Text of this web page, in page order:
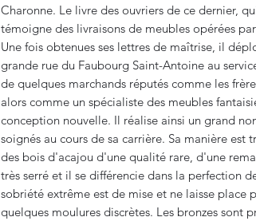
Charonne. Le livre des ouvriers de ce dernier,
témoigne des livraisons de meubles opérées
Une fois obtenues ses lettres de maîtrise, il
grande rue du Faubourg Saint-Antoine au
de quelques marchands réputés comme les
alors comme un spécialiste des meubles
conception nouvelle. Il réalise ainsi un grand
soignés au cours de sa carrière. Sa manière
des bois d'acajou d'une qualité rare, d'une
très serré et il se différencie dans la perfection
sobriété extrême est de mise et ne laisse place
quelques moulures discrètes. Les bronzes sont